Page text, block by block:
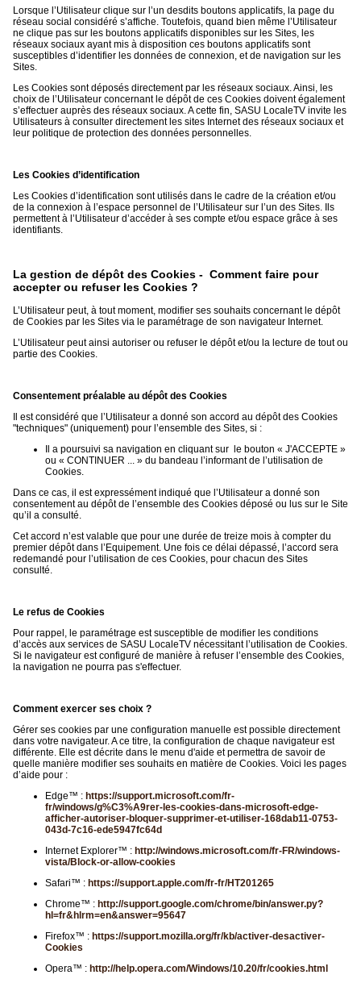
Lorsque l’Utilisateur clique sur l’un desdits boutons applicatifs, la page du
réseau social considéré s’affiche. Toutefois, quand bien même l’Utilisateur
ne clique pas sur les boutons applicatifs disponibles sur les Sites, les
réseaux sociaux ayant mis à disposition ces boutons applicatifs sont
susceptibles d’identifier les données de connexion, et de navigation sur les
Sites.
Les Cookies sont déposés directement par les réseaux sociaux. Ainsi, les
choix de l’Utilisateur concernant le dépôt de ces Cookies doivent également
s’effectuer auprès des réseaux sociaux. A cette fin, SASU LocaleTV invite les
Utilisateurs à consulter directement les sites Internet des réseaux sociaux et
leur politique de protection des données personnelles.
Les Cookies d’identification
Les Cookies d’identification sont utilisés dans le cadre de la création et/ou
de la connexion à l’espace personnel de l’Utilisateur sur l’un des Sites. Ils
permettent à l’Utilisateur d’accéder à ses compte et/ou espace grâce à ses
identifiants.
La gestion de dépôt des Cookies - Comment faire pour
accepter ou refuser les Cookies ?
L’Utilisateur peut, à tout moment, modifier ses souhaits concernant le dépôt
de Cookies par les Sites via le paramétrage de son navigateur Internet.
L’Utilisateur peut ainsi autoriser ou refuser le dépôt et/ou la lecture de tout ou
partie des Cookies.
Consentement préalable au dépôt des Cookies
Il est considéré que l’Utilisateur a donné son accord au dépôt des Cookies
"techniques" (uniquement) pour l’ensemble des Sites, si :
Il a poursuivi sa navigation en cliquant sur le bouton « J'ACCEPTE »
ou « CONTINUER ... » du bandeau l’informant de l’utilisation de
Cookies.
Dans ce cas, il est expressément indiqué que l’Utilisateur a donné son
consentement au dépôt de l’ensemble des Cookies déposé ou lus sur le Site
qu’il a consulté.
Cet accord n’est valable que pour une durée de treize mois à compter du
premier dépôt dans l’Equipement. Une fois ce délai dépassé, l’accord sera
redemandé pour l’utilisation de ces Cookies, pour chacun des Sites
consulté.
Le refus de Cookies
Pour rappel, le paramétrage est susceptible de modifier les conditions
d’accès aux services de SASU LocaleTV nécessitant l’utilisation de Cookies.
Si le navigateur est configuré de manière à refuser l’ensemble des Cookies,
la navigation ne pourra pas s'effectuer.
Comment exercer ses choix ?
Gérer ses cookies par une configuration manuelle est possible directement
dans votre navigateur. A ce titre, la configuration de chaque navigateur est
différente. Elle est décrite dans le menu d'aide et permettra de savoir de
quelle manière modifier ses souhaits en matière de Cookies. Voici les pages
d’aide pour :
Edge™ : https://support.microsoft.com/fr-
fr/windows/g%C3%A9rer-les-cookies-dans-microsoft-edge-
afficher-autoriser-bloquer-supprimer-et-utiliser-168dab11-0753-
043d-7c16-ede5947fc64d
Internet Explorer™ : http://windows.microsoft.com/fr-FR/windows-
vista/Block-or-allow-cookies
Safari™ : https://support.apple.com/fr-fr/HT201265
Chrome™ : http://support.google.com/chrome/bin/answer.py?
hl=fr&hlrm=en&answer=95647
Firefox™ : https://support.mozilla.org/fr/kb/activer-desactiver-
Cookies
Opera™ : http://help.opera.com/Windows/10.20/fr/cookies.html